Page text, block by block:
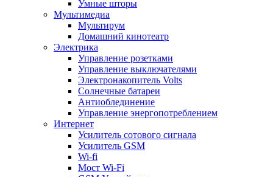
Умные шторы
Мультимедиа
Мультирум
Домашний кинотеатр
Электрика
Управление розетками
Управление выключателями
Электронакопитель Volts
Солнечные батареи
Антиоблединение
Управление энергопотреблением
Интернет
Усилитель сотового сигнала
Усилитель GSM
Wi-fi
Мост Wi-Fi